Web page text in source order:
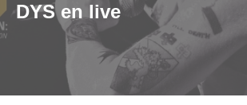
DYS en live